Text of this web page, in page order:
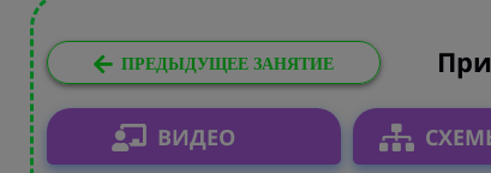
ПРЕДЫДУЩЕЕ ЗАНЯТИЕ
ВИДЕО